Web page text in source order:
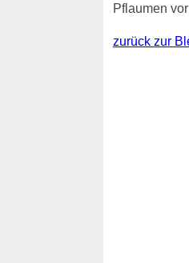
Pflaumen
zurück zur